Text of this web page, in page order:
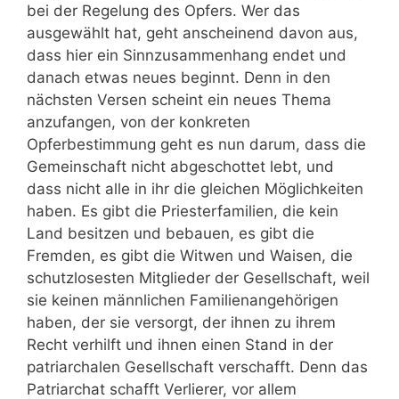
bei der Regelung des Opfers. Wer das
ausgewählt hat, geht anscheinend davon aus,
dass hier ein Sinnzusammenhang endet und
danach etwas neues beginnt. Denn in den
nächsten Versen scheint ein neues Thema
anzufangen, von der konkreten
Opferbestimmung geht es nun darum, dass die
Gemeinschaft nicht abgeschottet lebt, und
dass nicht alle in ihr die gleichen Möglichkeiten
haben. Es gibt die Priesterfamilien, die kein
Land besitzen und bebauen, es gibt die
Fremden, es gibt die Witwen und Waisen, die
schutzlosesten Mitglieder der Gesellschaft, weil
sie keinen männlichen Familienangehörigen
haben, der sie versorgt, der ihnen zu ihrem
Recht verhilft und ihnen einen Stand in der
patriarchalen Gesellschaft verschafft. Denn das
Patriarchat schafft Verlierer, vor allem